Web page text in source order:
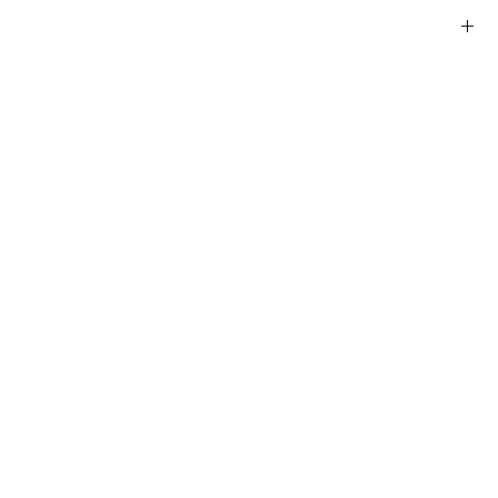
base. Le Domaine des Terres Rouges, doté d'un long
une grande variété de moutardes toutes uniques par leurs